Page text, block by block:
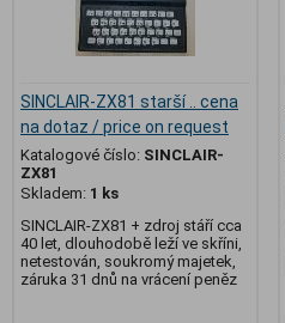
SINCLAIR-ZX81 starší .. cena
na dotaz / price on request
Katalogové číslo: SINCLAIR-
ZX81
Skladem: 1 ks
SINCLAIR-ZX81 + zdroj stáří cca
40 let, dlouhodobě leží ve skříni,
netestován, soukromý majetek,
záruka 31 dnů na vrácení peněz